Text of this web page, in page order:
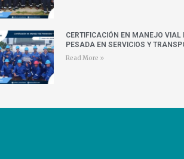
CERTIFICACIÓN EN MANEJO VIAL
PESADA EN SERVICIOS Y
Read More »